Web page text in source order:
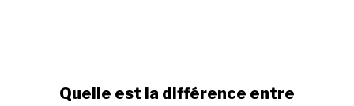
link
Quelle est la différence entre